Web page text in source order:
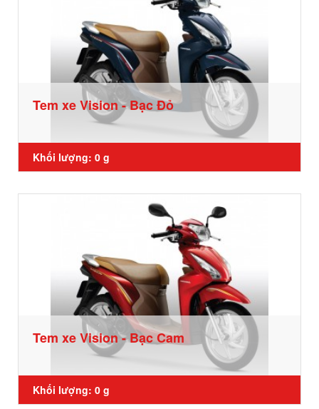
Tem xe Vision - Bạc Đỏ
Khối lượng: 0 g
Tem xe Vision - Bạc Cam
Khối lượng: 0 g